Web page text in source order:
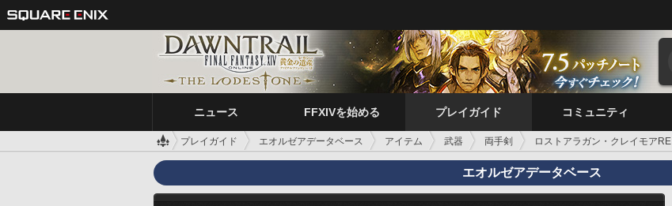
ニュース FFXIVを始める プレイガイド コミュニティ
プレイガイド エオルゼアデータベース アイテム 武器 両手剣 ロストアラガン・クレイモアRE
エオルゼアデータベース